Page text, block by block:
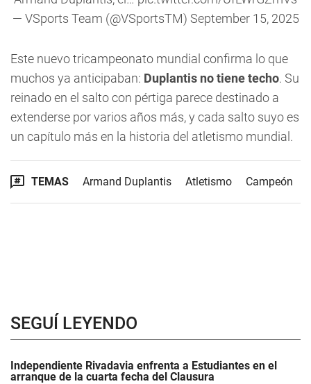
— VSports Team (@VSportsTM) September 15, 2025
Este nuevo tricampeonato mundial confirma lo que
muchos ya anticipaban: Duplantis no tiene techo. Su
reinado en el salto con pértiga parece destinado a
extenderse por varios años más, y cada salto suyo es
un capítulo más en la historia del atletismo mundial.
TEMAS Armand Duplantis Atletismo Campeón
SEGUÍ LEYENDO
Independiente Rivadavia enfrenta a Estudiantes en el
arranque de la cuarta fecha del Clausura